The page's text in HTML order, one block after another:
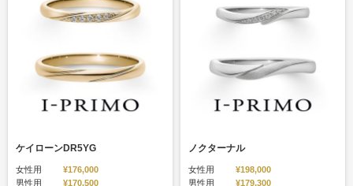
ケイローンDR5YG
女性用
¥176,000
男性用
¥170,500
ノクターナル
女性用
¥198,000
男性用
¥179,300